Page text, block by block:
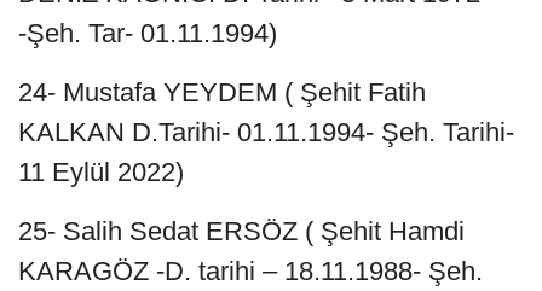
-Şeh. Tar- 01.11.1994)
24- Mustafa YEYDEM ( Şehit Fatih
KALKAN D.Tarihi- 01.11.1994- Şeh. Tarihi-
11 Eylül 2022)
25- Salih Sedat ERSÖZ ( Şehit Hamdi
KARAGÖZ -D. tarihi – 18.11.1988- Şeh.